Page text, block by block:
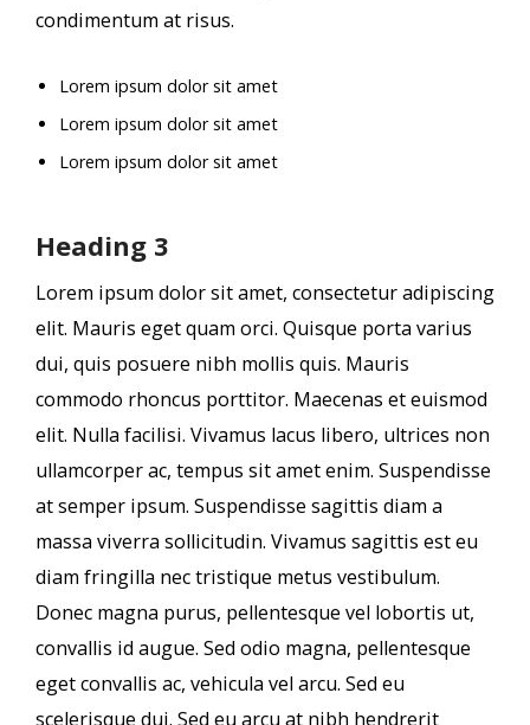
condimentum at risus.
Lorem ipsum dolor sit amet
Lorem ipsum dolor sit amet
Lorem ipsum dolor sit amet
Heading 3
Lorem ipsum dolor sit amet, consectetur adipiscing
elit. Mauris eget quam orci. Quisque porta varius
dui, quis posuere nibh mollis quis. Mauris
commodo rhoncus porttitor. Maecenas et euismod
elit. Nulla facilisi. Vivamus lacus libero, ultrices non
ullamcorper ac, tempus sit amet enim. Suspendisse
at semper ipsum. Suspendisse sagittis diam a
massa viverra sollicitudin. Vivamus sagittis est eu
diam fringilla nec tristique metus vestibulum.
Donec magna purus, pellentesque vel lobortis ut,
convallis id augue. Sed odio magna, pellentesque
eget convallis ac, vehicula vel arcu. Sed eu
scelerisque dui. Sed eu arcu at nibh hendrerit